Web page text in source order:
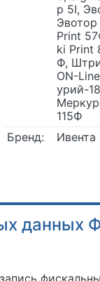
р 5I,
Print
ki Print
Ф,
ON-
урий-
115Ф
Бренд:
Ивента
данных